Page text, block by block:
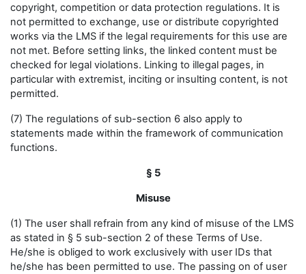
copyright, competition or data protection regulations. It is
not permitted to exchange, use or distribute copyrighted
works via the LMS if the legal requirements for this use are
not met. Before setting links, the linked content must be
checked for legal violations. Linking to illegal pages, in
particular with extremist, inciting or insulting content, is not
permitted.
(7) The regulations of sub-section 6 also apply to
statements made within the framework of communication
functions.
§ 5
Misuse
(1) The user shall refrain from any kind of misuse of the LMS
as stated in § 5 sub-section 2 of these Terms of Use.
He/she is obliged to work exclusively with user IDs that
he/she has been permitted to use. The passing on of user